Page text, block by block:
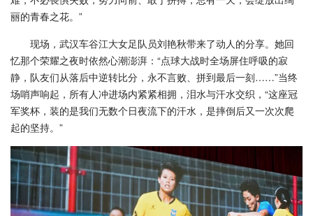
丽的青春之花。”
现场，武汉车谷江大女足队员刘艳秋带来了动人的分享。她回
忆那个荣耀之夜时依然心潮澎湃：“点球大战时全场屏住呼吸的寂
静，队友们从落后中逆转比分，永不言败、拼到最后一刻……”当终
场哨声响起，所有人冲进场内紧紧相拥，泪水与汗水交织，“这座冠
军奖杯，装的是我们无数个日夜流下的汗水，是摔倒后又一次次爬
起的坚持。”